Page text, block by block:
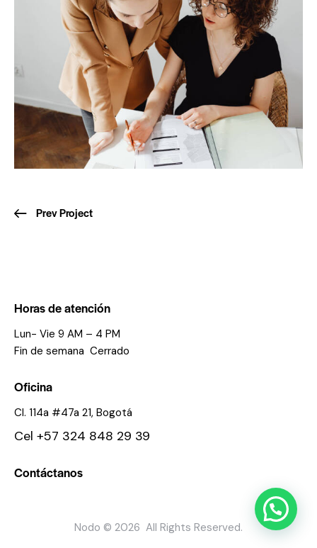
Prev Project
Horas de atención
Lun- Vie 9 AM – 4 PM
Fin de semana Cerrado
Oficina
Cl. 114a #47a 21, Bogotá
Cel +57 324 848 29 39
Contáctanos
Nodo © 2026 All Rights Reserved.